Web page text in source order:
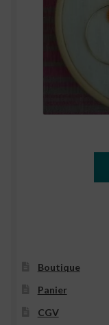
Boutique
Panier
CGV